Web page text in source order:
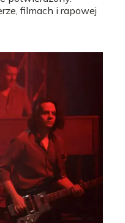
filmach i rapowej